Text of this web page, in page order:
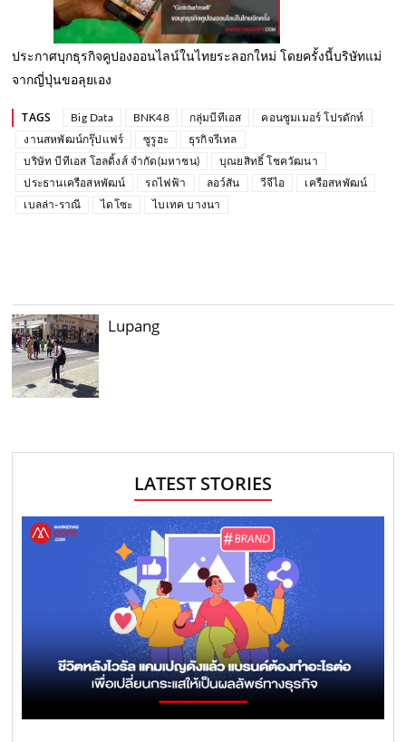
ประกาศบุกธุรกิจคูปองออนไลน์ในไทยระลอกใหม่ โดยครั้งนี้บริษัทแม่
จากญี่ปุ่นขอลุยเอง
TAGS Big Data BNK48 กลุ่มบีทีเอส
คอนซูมเมอร์ โปรดักท์
งานสหพัฒน์กรุ๊ปแฟร์
ซูรูฮะ
ธุรกิจรีเทล
บริษัท บีทีเอส โฮลดิ้งส์ จำกัด(มหาชน)
บุณยสิทธิ์ โชควัฒนา
ประธานเครือสหพัฒน์
รถไฟฟ้า ลอว์สัน วีจีไอ
เครือสหพัฒน์
เบลล่า-ราณี
ไดโซะ ไบเทค บางนา
Lupang
LATEST STORIES